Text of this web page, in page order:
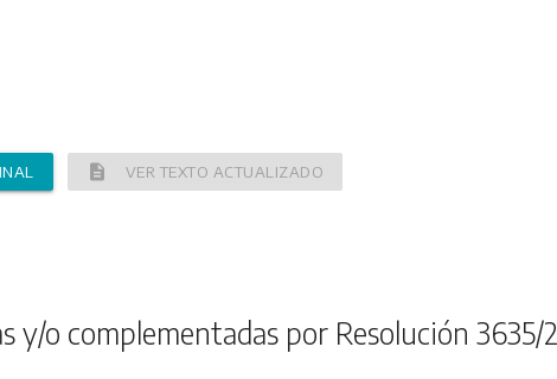
description VER TEXTO ACTUALIZADO
y/o complementadas por Resolución 3635/